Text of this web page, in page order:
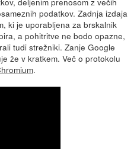
podatkov. Zadnja izdaja
ki je uporabljena za brskalnik
a pohitritve ne bodo opazne,
tudi strežniki. Zanje Google
že v kratkem. Več o protokolu
.